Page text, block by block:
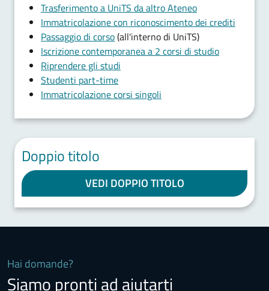
Trasferimento a UniTS da altro Ateneo
Immatricolazione con riconoscimento dei crediti
Passaggio di corso(all'interno di UniTS)
Iscrizione contemporanea a 2 corsi di studio
Riprendere gli studi
Studenti part-time
Immatricolazione corsi singoli
Doppio titolo
VEDI DOPPIO TITOLO
Hai domande?
Siamo pronti ad aiutarti